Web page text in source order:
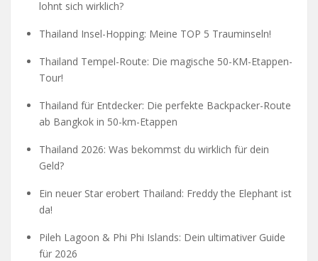
lohnt sich wirklich?
Thailand Insel-Hopping: Meine TOP 5 Trauminseln!
Thailand Tempel-Route: Die magische 50-KM-Etappen-
Tour!
Thailand für Entdecker: Die perfekte Backpacker-Route
ab Bangkok in 50-km-Etappen
Thailand 2026: Was bekommst du wirklich für dein
Geld?
Ein neuer Star erobert Thailand: Freddy the Elephant ist
da!
Pileh Lagoon & Phi Phi Islands: Dein ultimativer Guide
für 2026